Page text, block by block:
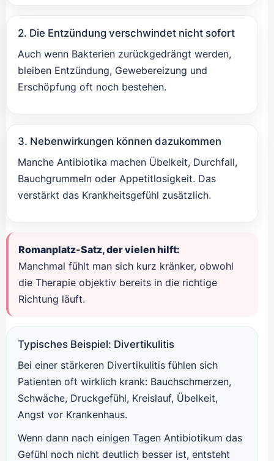
2. Die Entzündung verschwindet nicht sofort
Auch wenn Bakterien zurückgedrängt werden,
bleiben Entzündung, Gewebereizung und
Erschöpfung oft noch bestehen.
3. Nebenwirkungen können dazukommen
Manche Antibiotika machen Übelkeit, Durchfall,
Bauchgrummeln oder Appetitlosigkeit. Das
verstärkt das Krankheitsgefühl zusätzlich.
Romanplatz-Satz, der vielen hilft:
Manchmal fühlt man sich kurz kränker, obwohl
die Therapie objektiv bereits in die richtige
Richtung läuft.
Typisches Beispiel: Divertikulitis
Bei einer stärkeren Divertikulitis fühlen sich
Patienten oft wirklich krank: Bauchschmerzen,
Schwäche, Druckgefühl, Kreislauf, Übelkeit,
Angst vor Krankenhaus.
Wenn dann nach einigen Tagen Antibiotikum das
Gefühl noch nicht deutlich besser ist, entsteht